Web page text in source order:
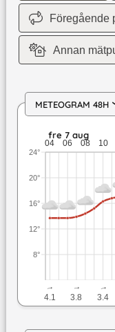
Föregående
Annan
METEOGRAM 48H
fre 7 aug: 18,2 till
fre 7 aug
04 06 08 10
8°
12°
16°
20°
24°
↓
4.1
↓
3.8
↓
3.4